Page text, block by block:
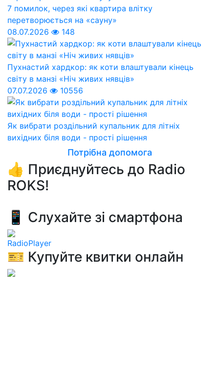
7 помилок, через які квартира влітку
перетворюється на «сауну»
08.07.2026
148
Пухнастий хардкор: як коти влаштували кінець
світу в манзі «Ніч живих нявців»
07.07.2026
10556
Як вибрати роздільний купальник для літніх
вихідних біля води - прості рішення
Потрібна допомога
👍 Приєднуйтесь до Radio
ROKS!
📱 Слухайте зі смартфона
RadioPlayer
🎫 Купуйте квитки онлайн